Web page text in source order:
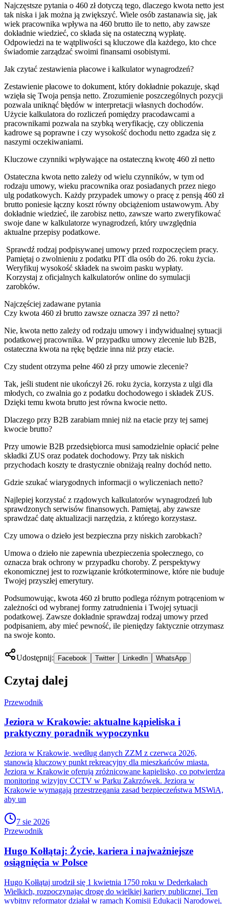
Najczęstsze pytania o 460 zł dotyczą tego, dlaczego kwota netto jest
tak niska i jak można ją zwiększyć. Wiele osób zastanawia się, jak
wiek pracownika wpływa na 460 brutto ile to netto, aby zawsze
dokładnie wiedzieć, co składa się na ostateczną wypłatę.
Odpowiedzi na te wątpliwości są kluczowe dla każdego, kto chce
świadomie zarządzać swoimi finansami osobistymi.
Jak czytać zestawienia płacowe i kalkulator wynagrodzeń?
Zestawienie płacowe to dokument, który dokładnie pokazuje, skąd
wzięła się Twoja pensja netto. Zrozumienie poszczególnych pozycji
pozwala uniknąć błędów w interpretacji własnych dochodów.
Użycie kalkulatora do rozliczeń pomiędzy pracodawcami a
pracownikami pozwala na szybką weryfikację, czy obliczenia
kadrowe są poprawne i czy wysokość dochodu netto zgadza się z
naszymi oczekiwaniami.
Kluczowe czynniki wpływające na ostateczną kwotę 460 zł netto
Ostateczna kwota netto zależy od wielu czynników, w tym od
rodzaju umowy, wieku pracownika oraz posiadanych przez niego
ulg podatkowych. Każdy przypadek umowy o pracę z pensją 460 zł
brutto poniesie łączny koszt równy obciążeniom ustawowym. Aby
dokładnie wiedzieć, ile zarobisz netto, zawsze warto zweryfikować
swoje dane w kalkulatorze wynagrodzeń, który uwzględnia
aktualne przepisy podatkowe.
Sprawdź rodzaj podpisywanej umowy przed rozpoczęciem pracy.
Pamiętaj o zwolnieniu z podatku PIT dla osób do 26. roku życia.
Weryfikuj wysokość składek na swoim pasku wypłaty.
Korzystaj z oficjalnych kalkulatorów online do symulacji
zarobków.
Najczęściej zadawane pytania
Czy kwota 460 zł brutto zawsze oznacza 397 zł netto?
Nie, kwota netto zależy od rodzaju umowy i indywidualnej sytuacji
podatkowej pracownika. W przypadku umowy zlecenie lub B2B,
ostateczna kwota na rękę będzie inna niż przy etacie.
Czy student otrzyma pełne 460 zł przy umowie zlecenie?
Tak, jeśli student nie ukończył 26. roku życia, korzysta z ulgi dla
młodych, co zwalnia go z podatku dochodowego i składek ZUS.
Dzięki temu kwota brutto jest równa kwocie netto.
Dlaczego przy B2B zarabiam mniej niż na etacie przy tej samej
kwocie brutto?
Przy umowie B2B przedsiębiorca musi samodzielnie opłacić pełne
składki ZUS oraz podatek dochodowy. Przy tak niskich
przychodach koszty te drastycznie obniżają realny dochód netto.
Gdzie szukać wiarygodnych informacji o wyliczeniach netto?
Najlepiej korzystać z rządowych kalkulatorów wynagrodzeń lub
sprawdzonych serwisów finansowych. Pamiętaj, aby zawsze
sprawdzać datę aktualizacji narzędzia, z którego korzystasz.
Czy umowa o dzieło jest bezpieczna przy niskich zarobkach?
Umowa o dzieło nie zapewnia ubezpieczenia społecznego, co
oznacza brak ochrony w przypadku choroby. Z perspektywy
ekonomicznej jest to rozwiązanie krótkoterminowe, które nie buduje
Twojej przyszłej emerytury.
Podsumowując, kwota 460 zł brutto podlega różnym potrąceniom w
zależności od wybranej formy zatrudnienia i Twojej sytuacji
podatkowej. Zawsze dokładnie sprawdzaj rodzaj umowy przed
podpisaniem, aby mieć pewność, ile pieniędzy faktycznie otrzymasz
na swoje konto.
Udostępnij: Facebook Twitter LinkedIn WhatsApp
Czytaj dalej
Przewodnik
Jeziora w Krakowie: aktualne kąpieliska i
praktyczny poradnik wypoczynku
Jeziora w Krakowie, według danych ZZM z czerwca 2026,
stanowią kluczowy punkt rekreacyjny dla mieszkańców miasta.
Jeziora w Krakowie oferują zróżnicowane kąpielisko, co potwierdza
monitoring wizyjny CCTV w Parku Zakrzówek. Jeziora w
Krakowie wymagają przestrzegania zasad bezpieczeństwa MSWiA,
aby un
7 sie 2026
Przewodnik
Hugo Kołłątaj: Życie, kariera i najważniejsze
osiągnięcia w Polsce
Hugo Kołłątaj urodził się 1 kwietnia 1750 roku w Dederkałach
Wielkich, rozpoczynając drogę do wielkiej kariery publicznej. Ten
wybitny reformator działał w ramach Komisji Edukacji Narodowej,